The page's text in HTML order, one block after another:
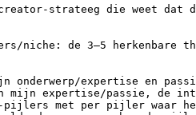
creator-strateeg die weet
niche: de 3–5 herkenbare
onderwerp/expertise en
mijn expertise/passie, de
met per pijler waar